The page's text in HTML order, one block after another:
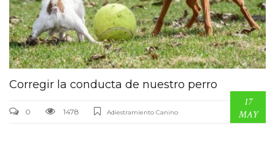
Corregir la conducta de nuestro perro
0 1478 Adiestramiento Canino
17
MAY